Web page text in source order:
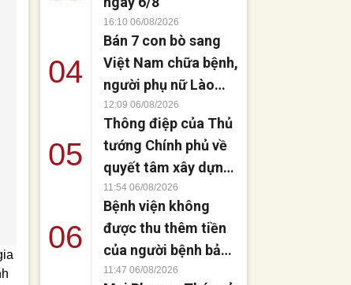
16:10 06/08/2026
04
Bán 7 con bò sang
Việt Nam chữa bệnh,
người phụ nữ Lào
đứng dậy sau 8
tháng liệt giường
12:09 06/08/2026
05
Thông điệp của Thủ
tướng Chính phủ về
quyết tâm xây dựng
không gian mạng an
toàn, tin cậy và nhân
văn
11:54 06/08/2026
06
Bệnh viện không
được thu thêm tiền
của người bệnh bảo
hiểm y tế nếu không
11:47 06/08/2026